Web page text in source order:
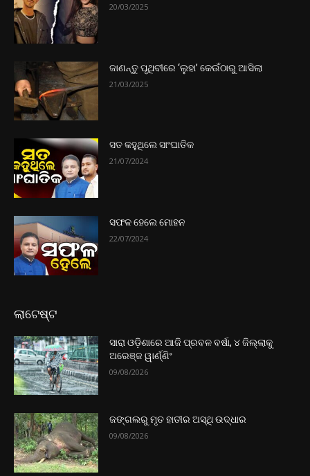
20/03/2025
ଜାଣନ୍ତୁ ପୃଥିବୀରେ ‘ଲୁହା’ କେଉଁଠାରୁ ଆସିଲା
21/03/2025
ସତ କହୁଥିଲେ ସାଂଘାତିକ
21/07/2024
ସଫଳ ହେଲେ ମୋହନ
22/07/2024
ଲାଟେଷ୍ଟ
ସାରା ଓଡ଼ିଶାରେ ଆଜି ପ୍ରବଳ ବର୍ଷା, ୪ ଜିଲ୍ଲାକୁ
ଅରେଞ୍ଜ ୱାର୍ଣ୍ଣିଂ
09/08/2026
ଜଙ୍ଗଲରୁ ମୃତ ହାତୀର ଅସ୍ଥି ଉଦ୍ଧାର
09/08/2026